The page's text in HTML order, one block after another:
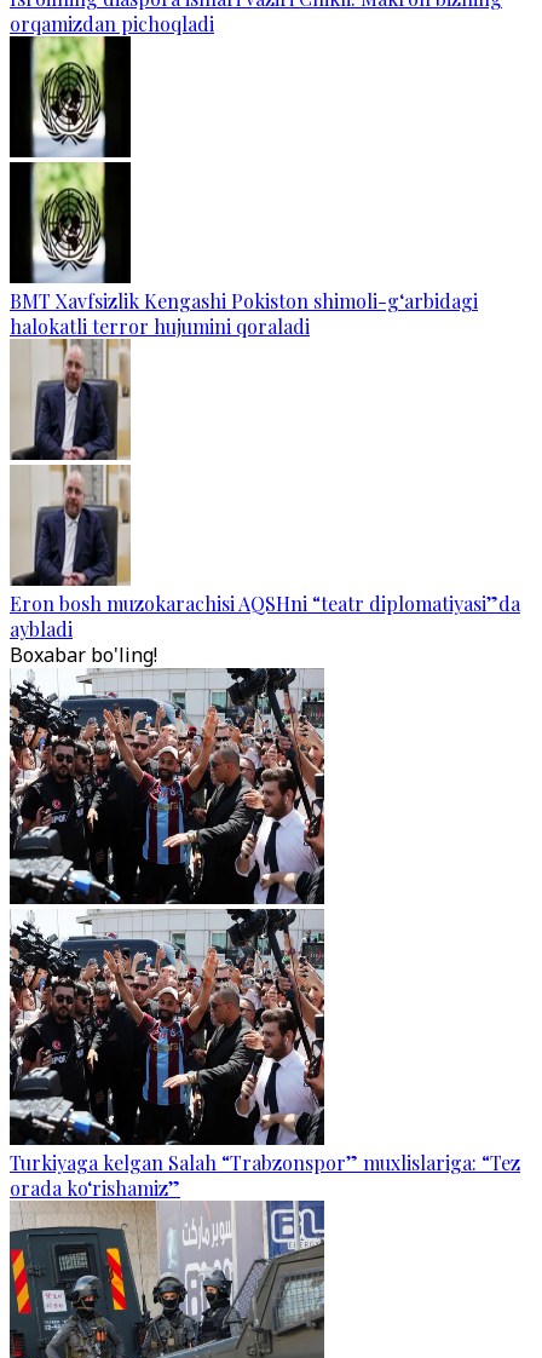
orqamizdan pichoqladi
BMT Xavfsizlik Kengashi Pokiston shimoli-g‘arbidagi
halokatli terror hujumini qoraladi
Eron bosh muzokarachisi AQSHni “teatr diplomatiyasi”da
aybladi
Boxabar bo'ling!
Turkiyaga kelgan Salah “Trabzonspor” muxlislariga: “Tez
orada ko‘rishamiz”